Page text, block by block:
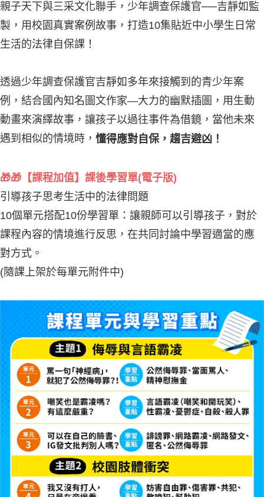
親子天下與三采文化聯手，少年調查保護官──吉靜如監
製，用校園真實案例故事，打造10集貼近中小學生日常
生活的法律自保課！
透過少年調查保護官吉靜如多年來接觸到的青少年案
例，結合國內知名圖文作家—大力的幽默插圖，用生動
動畫來演繹故事，讓孩子以過往事件為借鏡，當他未來
遇到相似的情境時， 懂得應對自保，趨吉避凶！
🎁🎁【課程加值】課後學習單(電子版)
引導孩子思考生活中的法律問題
10個單元搭配10份學習單：讓親師可以引導孩子，對於
課程內容的情境進行反思，在共同討論中學習適當的應
對方式。
(隨課上架於每單元附件中)